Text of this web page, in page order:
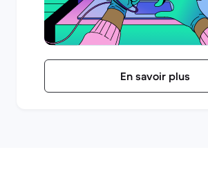
En savoir plus